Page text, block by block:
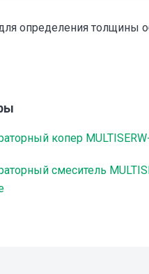
определения толщины
копер
смеситель